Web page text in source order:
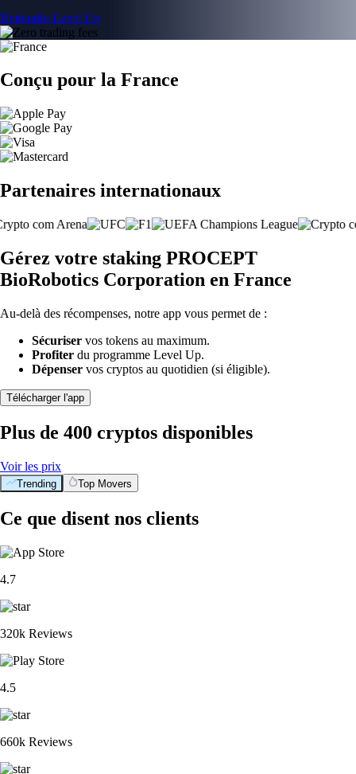
Rejoindre Level Up
Conçu pour la France
Partenaires internationaux
Gérez votre staking PROCEPT
BioRobotics Corporation en France
Au-delà des récompenses, notre app vous permet de :
Sécuriser vos tokens au maximum.
Profiter du programme Level Up.
Dépenser vos cryptos au quotidien (si éligible).
Télécharger l'app
Plus de 400 cryptos disponibles
Voir les prix
Trending Top Movers
Ce que disent nos clients
4.7
320k Reviews
4.5
660k Reviews